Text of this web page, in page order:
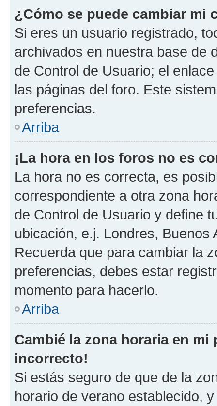
¿Cómo se puede cambiar mi
Si eres un usuario registrado,
archivados en nuestra base de
de Control de Usuario; el
las páginas del foro. Este
preferencias.
Arriba
¡La hora en los foros no es
La hora no es correcta, es
correspondiente a otra zona
de Control de Usuario y define
ubicación, e.j. Londres,
Recuerda que para cambiar la
preferencias, debes estar
momento para hacerlo.
Arriba
Cambié la zona horaria en
incorrecto!
Si estás seguro de que de la
horario de verano establecido,